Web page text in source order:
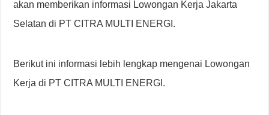
akan memberikan informasi Lowongan Kerja Jakarta
Selatan di PT CITRA MULTI ENERGI.
Berikut ini informasi lebih lengkap mengenai Lowongan
Kerja di PT CITRA MULTI ENERGI.